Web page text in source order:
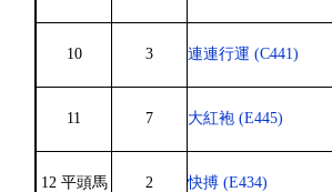
10 3 連連行運 (C441)
11 7 大紅袍 (E445)
12 平頭馬 2 快搏 (E434)